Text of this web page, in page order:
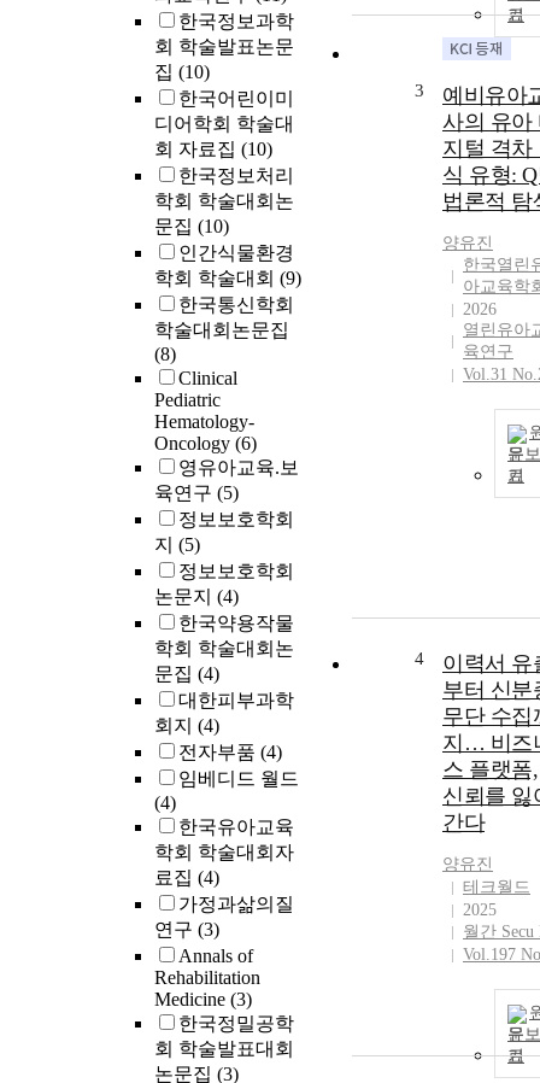
한국정보과학
회 학술발표논문
집 (10)
한국어린이미
디어학회 학술대
회 자료집 (10)
한국정보처리
학회 학술대회논
문집 (10)
인간식물환경
학회 학술대회 (9)
한국통신학회
학술대회논문집
(8)
Clinical
Pediatric
Hematology-
Oncology (6)
영유아교육.보
육연구 (5)
정보보호학회
지 (5)
정보보호학회
논문지 (4)
한국약용작물
학회 학술대회논
문집 (4)
대한피부과학
회지 (4)
전자부품 (4)
임베디드 월드
(4)
한국유아교육
학회 학술대회자
료집 (4)
가정과삶의질
연구 (3)
Annals of
Rehabilitation
Medicine (3)
한국정밀공학
회 학술발표대회
논문집 (3)
기
3
예비유아
사의 유아
지털 격차
식 유형:
법론적 탐
양유진
한국열린
아교육학
2026
열린유아
육연구
Vol.31
문보
기
4
이력서 유
부터 신분
무단 수집
지… 비즈
스 플랫폼,
신뢰를 잃
간다
양유진
테크월드
2025
월간 Secu
Vol.197
문보
기